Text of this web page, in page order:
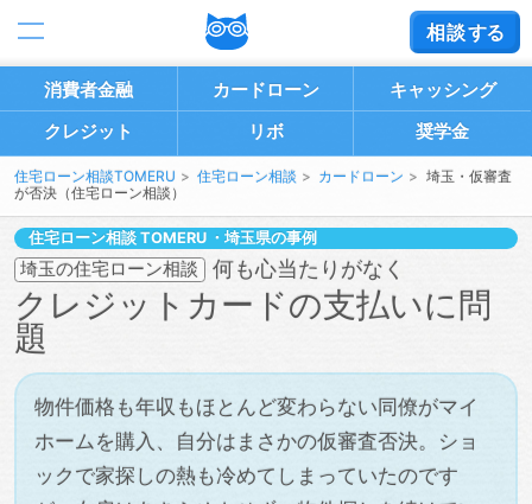
消費者金融 カードローン
キャッシング
クレジット
リボ 奨学金
住宅ローン相談TOMERU 住宅ローン相談 カードローン
埼玉・仮審査
が否決（住宅ローン相談）
住宅ローン相談 ・埼玉県の事例
埼玉の住宅ローン相談 何も心当たりがなく
クレジットカードの支払いに問
題
物件価格も年収もほとんど変わらない同僚がマイ
ホームを購入、自分はまさかの仮審査否決。ショ
ックで家探しの熱も冷めてしまっていたのです
相談する